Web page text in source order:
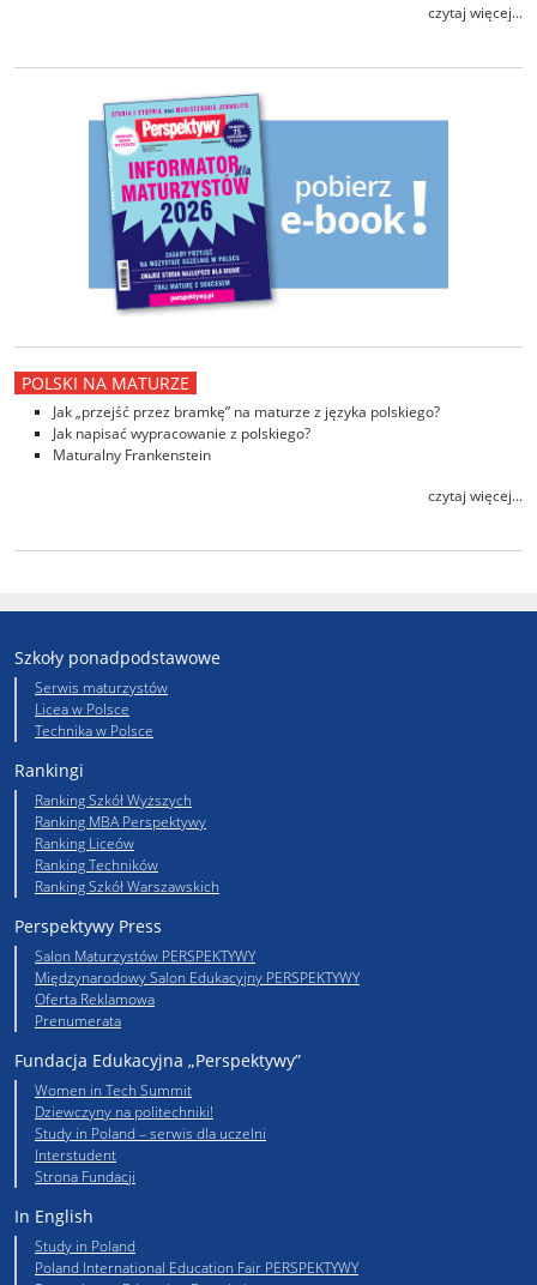
czytaj więcej...
POLSKI NA MATURZE
Jak „przejść przez bramkę” na maturze z języka polskiego?
Jak napisać wypracowanie z polskiego?
Maturalny Frankenstein
czytaj więcej...
Szkoły ponadpodstawowe
Serwis maturzystów
Licea w Polsce
Technika w Polsce
Rankingi
Ranking Szkół Wyższych
Ranking MBA Perspektywy
Ranking Liceów
Ranking Techników
Ranking Szkół Warszawskich
Perspektywy Press
Salon Maturzystów PERSPEKTYWY
Międzynarodowy Salon Edukacyjny PERSPEKTYWY
Oferta Reklamowa
Prenumerata
Fundacja Edukacyjna „Perspektywy”
Women in Tech Summit
Dziewczyny na politechniki!
Study in Poland – serwis dla uczelni
Interstudent
Strona Fundacji
In English
Study in Poland
Poland International Education Fair PERSPEKTYWY